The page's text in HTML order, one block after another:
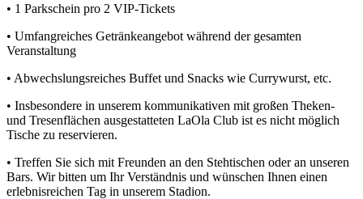
• 1 Parkschein pro 2 VIP-Tickets
• Umfangreiches Getränkeangebot während der gesamten
Veranstaltung
• Abwechslungsreiches Buffet und Snacks wie Currywurst, etc.
• Insbesondere in unserem kommunikativen mit großen Theken-
und Tresenflächen ausgestatteten LaOla Club ist es nicht möglich
Tische zu reservieren.
• Treffen Sie sich mit Freunden an den Stehtischen oder an unseren
Bars. Wir bitten um Ihr Verständnis und wünschen Ihnen einen
erlebnisreichen Tag in unserem Stadion.